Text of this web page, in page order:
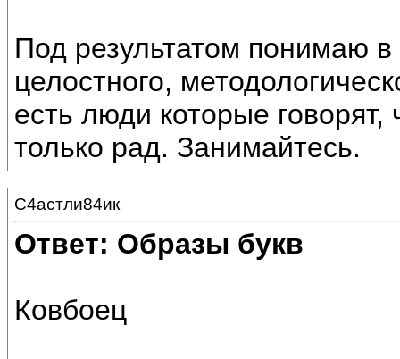
Под результатом понимаю
целостного,
есть люди которые
только рад. Занимайтесь.
С4астли84ик
Ответ: Образы букв
Ковбоец